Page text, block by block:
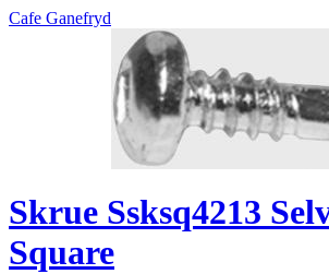
Cafe Ganefryd
Skrue Ssksq4213
Square